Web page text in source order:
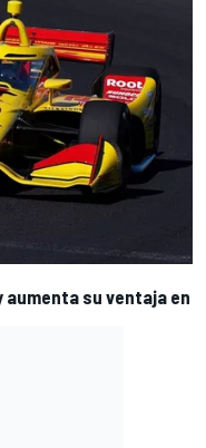
aumenta su ventaja en